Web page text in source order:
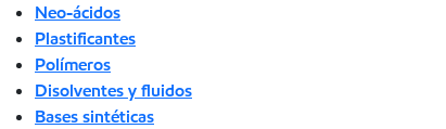
Neo-ácidos
Plastificantes
Polímeros
Disolventes y fluidos
Bases sintéticas